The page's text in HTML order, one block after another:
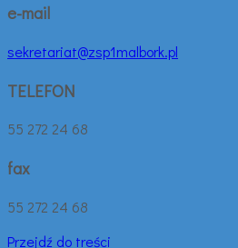
e-mail
sekretariat@zsp1malbork.pl
TELEFON
55 272 24 68
fax
55 272 24 68
Przejdź do treści